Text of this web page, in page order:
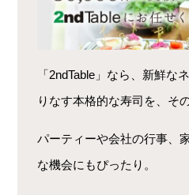
「2ndTable」なら、新鮮な
りなす本格的な寿司を、そ
パーティーや会社の行事、
な機会にもぴったり。